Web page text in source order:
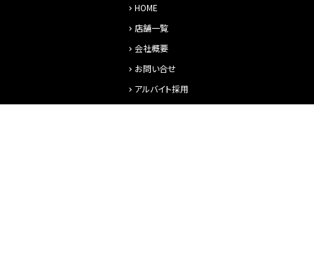
HOME
店舗一覧
会社概要
お問い合せ
アルバイト採用